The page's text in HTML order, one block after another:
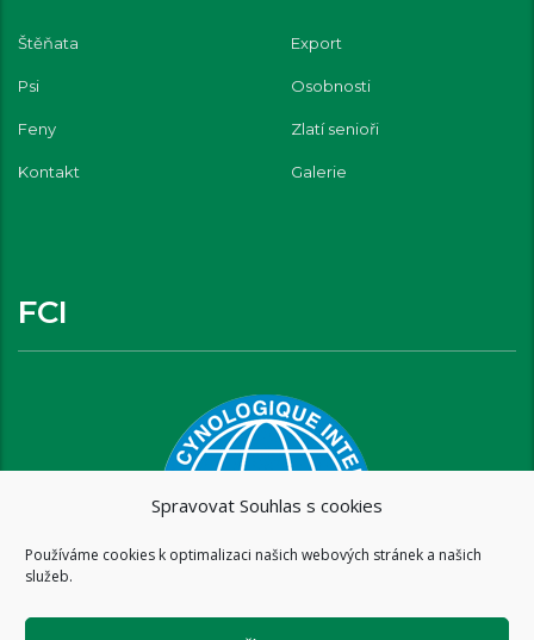
Spravovat Souhlas s cookies
Používáme cookies k optimalizaci našich webových stránek a našich
služeb.
Štěňata Export
Psi Osobnosti
Feny Zlatí senioři
Kontakt Galerie
FCI